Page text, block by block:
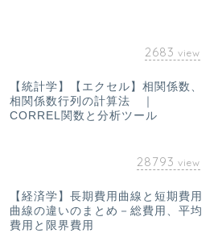
2683 view
【統計学】【エクセル】相関係数、
相関係数行列の計算法 ｜
CORREL関数と分析ツール
28793 view
【経済学】長期費用曲線と短期費用
曲線の違いのまとめ－総費用、平均
費用と限界費用